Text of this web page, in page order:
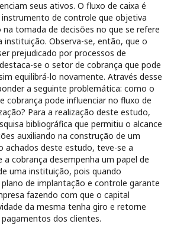
seus ativos. O fluxo de caixa é
de controle que objetiva
tomada de decisões no que se refere
instituição. Observa-se, então, que o
prejudicado por processos de
se o setor de cobrança que pode
equilibrá-lo novamente. Através desse
a seguinte problemática: como o
cobrança pode influenciar no fluxo de
Para a realização deste estudo,
bibliográfica que permitiu o alcance
auxiliando na construção de um
achados deste estudo, teve-se a
a cobrança desempenha um papel de
uma instituição, pois quando
de implantação e controle garante
fazendo com que o capital
da mesma tenha giro e retorne
dos clientes.